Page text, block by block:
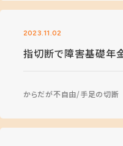
2023.11.02
指切断で障害基礎年
からだが不自由 手足の切断